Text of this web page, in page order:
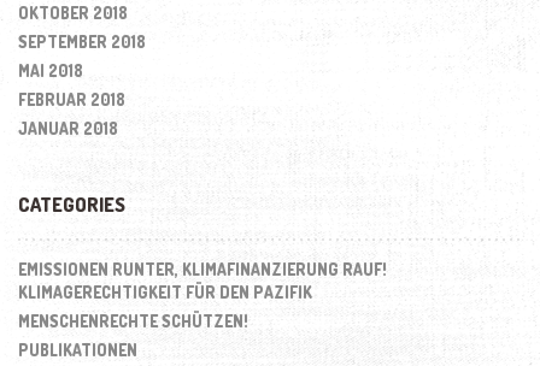
OKTOBER 2018
SEPTEMBER 2018
MAI 2018
FEBRUAR 2018
JANUAR 2018
CATEGORIES
EMISSIONEN RUNTER, KLIMAFINANZIERUNG RAUF!
KLIMAGERECHTIGKEIT FÜR DEN PAZIFIK
MENSCHENRECHTE SCHÜTZEN!
PUBLIKATIONEN